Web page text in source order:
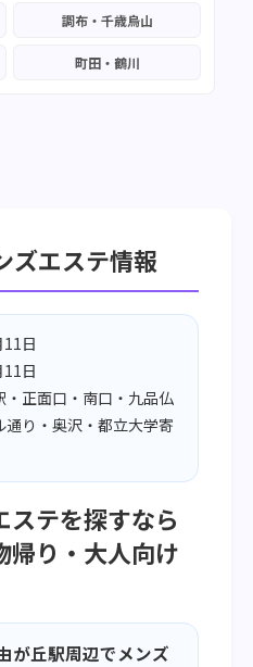
調布・千歳烏山
町田・鶴川
ズエステ情報
日
日
正面口・南口・九品仏
り・奥沢・都立大学寄
ステを探すなら
帰り・大人向け
が丘駅周辺でメンズ